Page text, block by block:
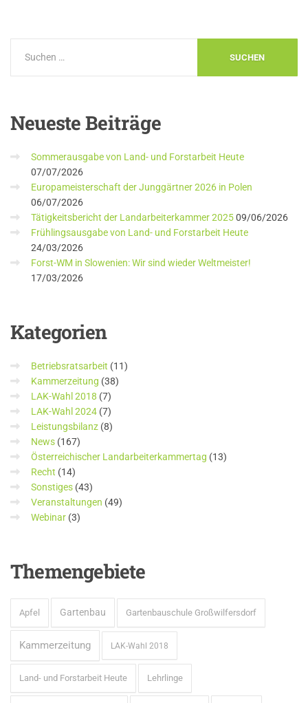
NeuesteBeiträge
Sommerausgabe von Land- und Forstarbeit Heute
07/07/2026
Europameisterschaft der Junggärtner 2026 in Polen
06/07/2026
Tätigkeitsbericht der Landarbeiterkammer 202509/06/2026
Frühlingsausgabe von Land- und Forstarbeit Heute
24/03/2026
Forst-WM in Slowenien: Wir sind wieder Weltmeister!
17/03/2026
Kategorien
Betriebsratsarbeit (11)
Kammerzeitung (38)
LAK-Wahl 2018 (7)
LAK-Wahl 2024 (7)
Leistungsbilanz (8)
News (167)
Österreichischer Landarbeiterkammertag (13)
Recht (14)
Sonstiges (43)
Veranstaltungen (49)
Webinar (3)
Themengebiete
Apfel Gartenbau Gartenbauschule Großwilfersdorf
Kammerzeitung LAK-Wahl 2018
Land- und Forstarbeit Heute Lehrlinge